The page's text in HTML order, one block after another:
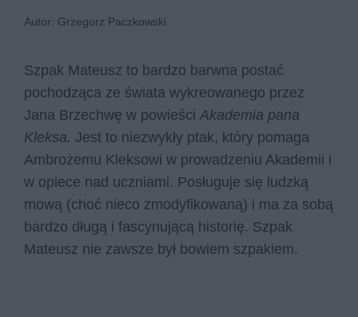
Autor: Grzegorz Paczkowski
Szpak Mateusz to bardzo barwna postać
pochodząca ze świata wykreowanego przez
Jana Brzechwę w powieściAkademia pana
Kleksa. Jest to niezwykły ptak, który pomaga
Ambrożemu Kleksowi w prowadzeniu Akademii i
w opiece nad uczniami. Posługuje się ludzką
mową (choć nieco zmodyfikowaną) i ma za sobą
bardzo długą i fascynującą historię. Szpak
Mateusz nie zawsze był bowiem szpakiem.